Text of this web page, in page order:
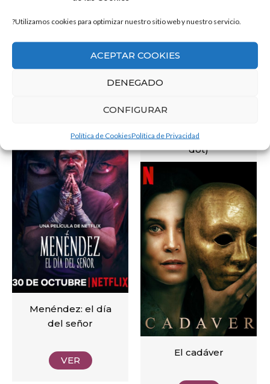
?Utilizamos cookies para optimizar nuestro sitio web y nuestro servicio.
ACEPTAR COOKIES
DENEGADO
CONFIGURAR
Política de CookiesPolítica de Privacidad
VER
Punto rojo (Red
dot)
VER
Menéndez: el día
del señor
VER
El cadáver